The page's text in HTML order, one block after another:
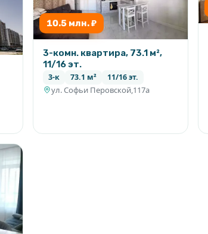
10.5 млн. ₽
3-комн. квартира, 73.1 м²,
11/16 эт.
3-к 73.1 м² 11/16 эт.
ул. Софьи Перовской,117а